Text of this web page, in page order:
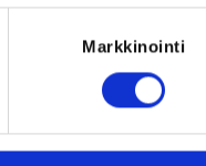
Markkinointi